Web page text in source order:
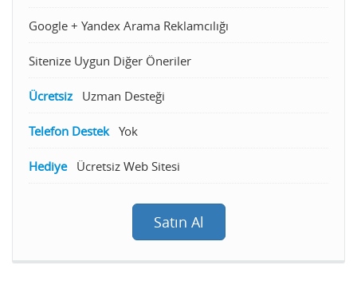
Google + Yandex Arama Reklamcılığı
Sitenize Uygun Diğer Öneriler
Ücretsiz Uzman Desteği
Telefon Destek Yok
Hediye Ücretsiz Web Sitesi
Satın Al